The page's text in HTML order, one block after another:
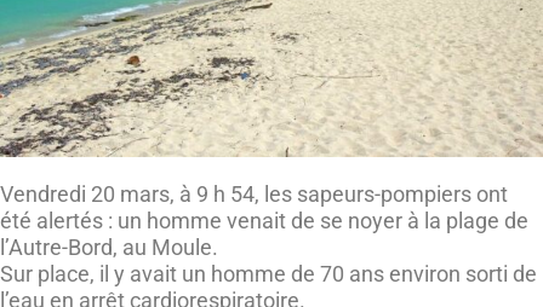
Vendredi 20 mars, à 9 h 54, les sapeurs-pompiers ont
été alertés : un homme venait de se noyer à la plage de
l’Autre-Bord, au Moule.
Sur place, il y avait un homme de 70 ans environ sorti de
l’eau en arrêt cardiorespiratoire.